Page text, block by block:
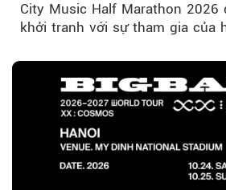
City Music Half Marathon 2026
khởi tranh với sự tham gia của